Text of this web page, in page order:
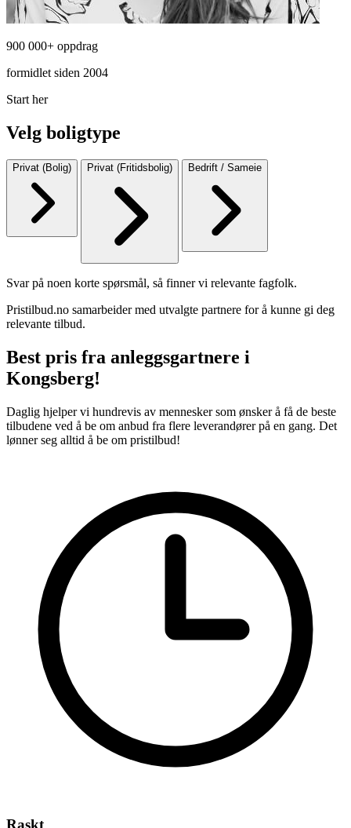
900 000+ oppdrag
formidlet siden 2004
Start her
Velg boligtype
Privat (Bolig) Privat (Fritidsbolig) Bedrift / Sameie
Svar på noen korte spørsmål, så finner vi relevante fagfolk.
Pristilbud.no samarbeider med utvalgte partnere for å kunne gi deg
relevante tilbud.
Best pris fra anleggsgartnere i
Kongsberg!
Daglig hjelper vi hundrevis av mennesker som ønsker å få de beste
tilbudene ved å be om anbud fra flere leverandører på en gang. Det
lønner seg alltid å be om pristilbud!
Raskt